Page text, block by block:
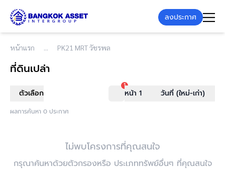
ลงประกาศ
หน้าแรก PK21 MRT วัชรพล
ที่ดินเปล่า
ตัวเลือก
1
หน้า 1 วันที่ (ใหม่-เก่า)
ผลการค้นหา 0 ประกาศ
ไม่พบโครงการที่คุณสนใจ
กรุณาค้นหาด้วยตัวกรองหรือ ประเภททรัพย์อื่นๆ ที่คุณสนใจ